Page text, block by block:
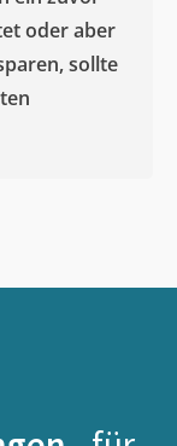
oder aber
sollte